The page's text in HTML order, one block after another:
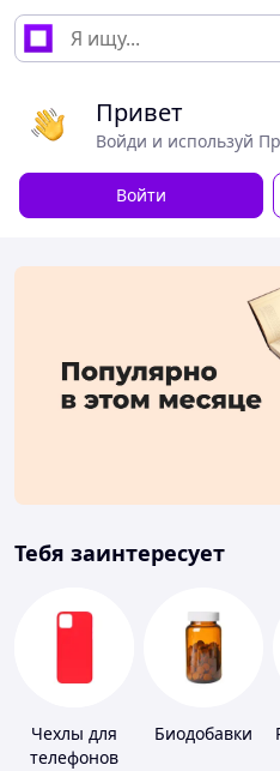
Привет
Войди и используй
Войти
Тебя заинтересует
Чехлы для
телефонов
Биодобавки